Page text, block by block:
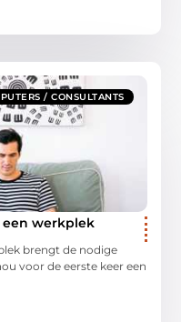
/ CONSULTANTS
een werkplek
brengt de nodige
voor de eerste keer een